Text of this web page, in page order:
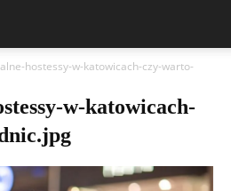
hostessy-w-katowicach-czy-warto-
w-katowicach-